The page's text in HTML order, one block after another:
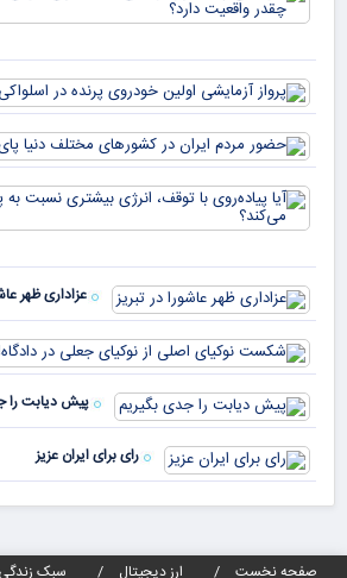
عزاداری ظهر
پیش دیابت را
رای برای ایران عزیز
صفحه نخست ارز دیجیتال سبک زندگی